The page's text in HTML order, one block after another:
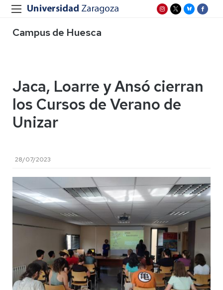
Campus de Huesca
Jaca, Loarre y Ansó cierran
los Cursos de Verano de
Unizar
28/07/2023